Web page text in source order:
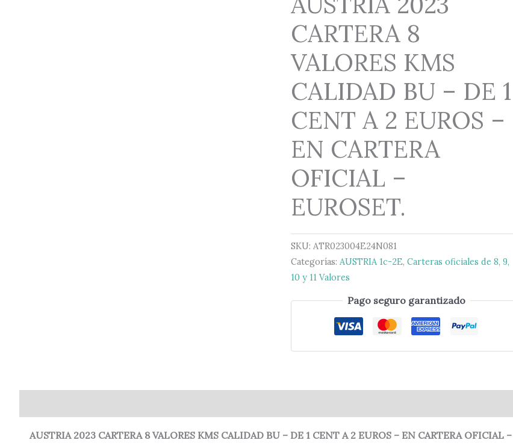
CARTERA 8
VALORES KMS
CALIDAD BU – DE 1
CENT A 2 EUROS –
EN CARTERA
OFICIAL –
EUROSET.
SKU: ATR023004E24N081
Categorías: AUSTRIA 1c-2E, Carteras oficiales de 8, 9,
10 y 11 Valores
Pago seguro garantizado
AUSTRIA 2023 CARTERA 8 VALORES KMS CALIDAD BU – DE 1 CENT A 2 EUROS – EN CARTERA OFICIAL –